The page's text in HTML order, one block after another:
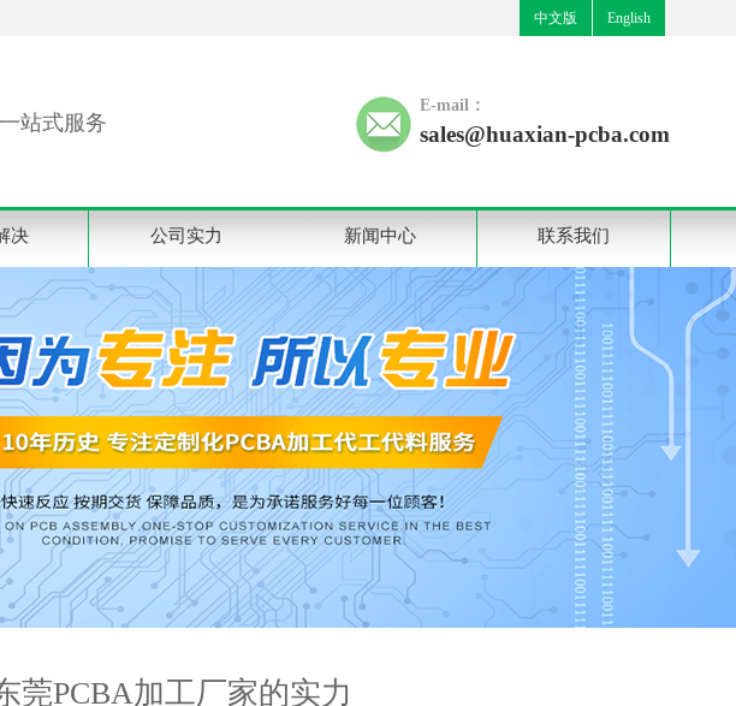
中文版 English
站式服务
E-mail：
sales@huaxian-pcba.com
决 公司实力 新闻中心 联系我们
莞PCBA加工厂家的实力